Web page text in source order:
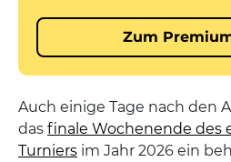
Auch einige Tage nach den
das finale Wochenende des
Turniers im Jahr 2026 ein